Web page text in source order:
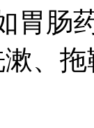
胃肠
、